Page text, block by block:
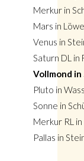
Merkur in
Mars in
Venus in
Saturn DL in
Vollmond in
Pluto in
Sonne in
Merkur RL
Pallas in